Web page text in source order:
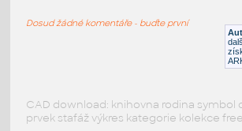
F3D Příruby
Dosud žádné komentáře - buďte první
CAD download: knihovna rodina symbol
prvek stafáž výkres kategorie kolekce